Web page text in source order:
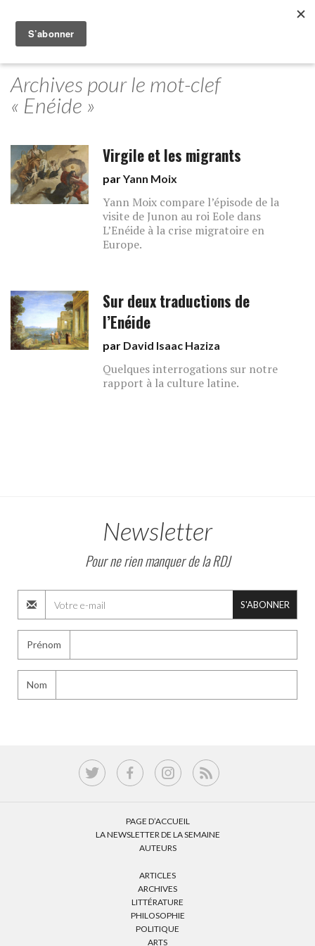
Archives pour le mot-clef
« Enéide »
Virgile et les migrants
parYann Moix
Yann Moix compare l’épisode de la
visite de Junon au roi Eole dans
L’Enéide à la crise migratoire en
Europe.
Sur deux traductions de
l’Enéide
par David Isaac Haziza
Quelques interrogations sur notre
rapport à la culture latine.
Newsletter
Pour ne rien manquer de la RDJ
S'ABONNER
Prénom
Nom
PAGE D’ACCUEIL
LA NEWSLETTER DE LA SEMAINE
AUTEURS
ARTICLES
ARCHIVES
LITTÉRATURE
PHILOSOPHIE
POLITIQUE
ARTS